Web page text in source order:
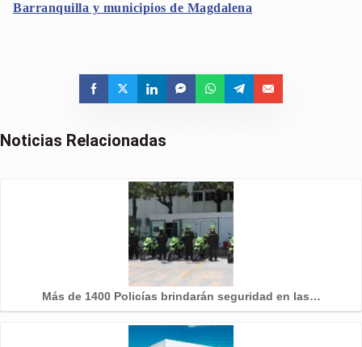
Barranquilla y municipios de Magdalena
Noticias Relacionadas
Más de 1400 Policías brindarán seguridad en las…